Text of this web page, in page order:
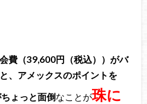
費（39,600円（税込））がバ
、アメックスのポイントを
ょっと面倒なことが珠に